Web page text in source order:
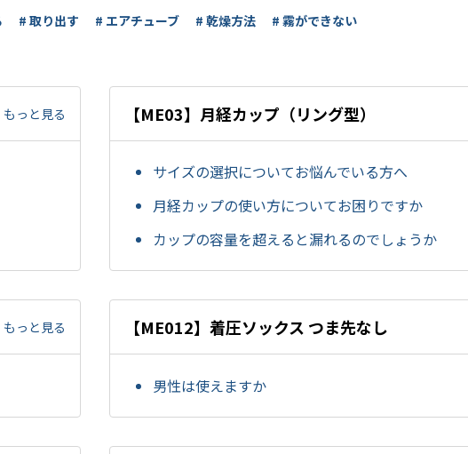
# 取り出す # エアチューブ # 乾燥方法
# 霧ができない
もっと見る 【ME03】月経カップ（リング型）
サイズの選択についてお悩んでいる方へ
月経カップの使い方についてお困りですか
カップの容量を超えると漏れるのでしょうか
もっと見る 【ME012】着圧ソックス つま先なし
男性は使えますか